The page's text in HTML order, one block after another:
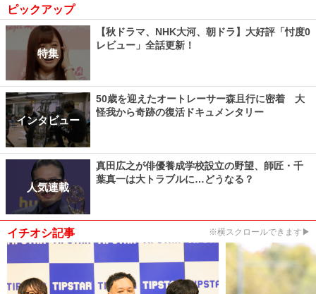
ピックアップ
特集
【秋ドラマ、NHK大河、朝ドラ】大好評「忖度0
レビュー」全話更新！
インタビュー
50歳を迎えたオートレーサー森且行に密着 大
怪我から奇跡の復活ドキュメンタリー
人気連載
真田広之が俳優養成学校設立の野望、師匠・千
葉真一は大トラブルに…どうなる？
イチオシ記事 ※横スクロールできます▶